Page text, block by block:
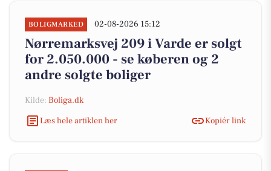
BOLIGMARKED 02-08-2026 15:12
Nørremarksvej 209 i Varde er solgt
for 2.050.000 - se køberen og 2
andre solgte boliger
Kilde: Boliga.dk
Læs hele artiklen her
Kopiér link